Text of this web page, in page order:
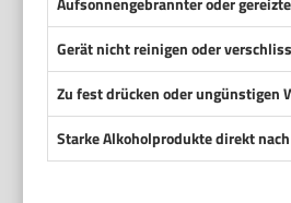
Gerät nicht reinigen oder
Zu fest drücken oder ungünstigen
Starke Alkoholprodukte direkt